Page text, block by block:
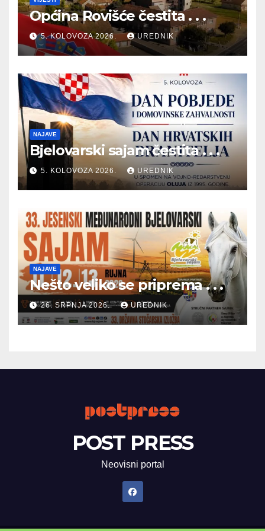
Općina Rovišće čestita . . .
5. KOLOVOZA 2026. UREDNIK
NAJAVE
Bjelovarski sajam čestita . . .
5. KOLOVOZA 2026. UREDNIK
NAJAVE
Nešto veliko se priprema . . .
26. SRPNJA 2026. UREDNIK
POST PRESS
Neovisni portal